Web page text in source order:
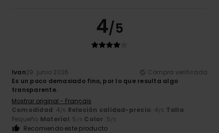
4/5
Ivan29. junio 2026
Compra verificada
Es un poco demasiado fino, por lo que resulta algo
transparente.
Mostrar original - Français
Comodidad: 4/5 Relación calidad-precio: 4/5 Talla:
Pequeño Material: 5 /5 Color: 5/5
Recomiendo este producto